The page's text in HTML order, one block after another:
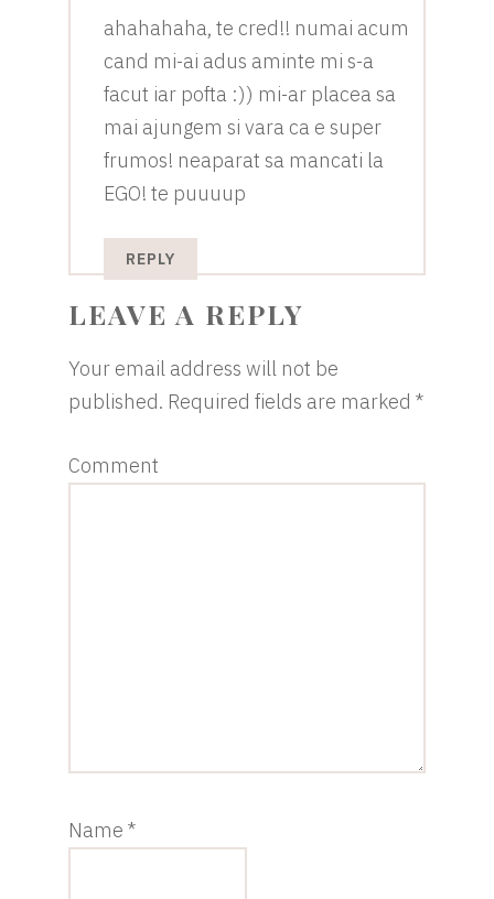
ahahahaha, te cred!! numai acum
cand mi-ai adus aminte mi s-a
facut iar pofta :)) mi-ar placea sa
mai ajungem si vara ca e super
frumos! neaparat sa mancati la
EGO! te puuuup
REPLY
LEAVE A REPLY
Your email address will not be
published. Required fields are marked*
Comment
Name*